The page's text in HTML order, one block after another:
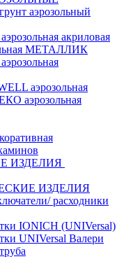
аэрозольный
акриловая
МЕТАЛЛИК
аэрозольная
аэрозольная
ИЗДЕЛИЯ
ИЗДЕЛИЯ
расходники
IONICH (UNIVersal)
UNIVersal Валери